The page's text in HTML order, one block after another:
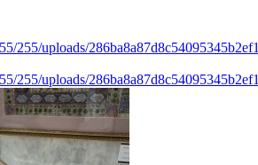
255/uploads/
255/uploads/